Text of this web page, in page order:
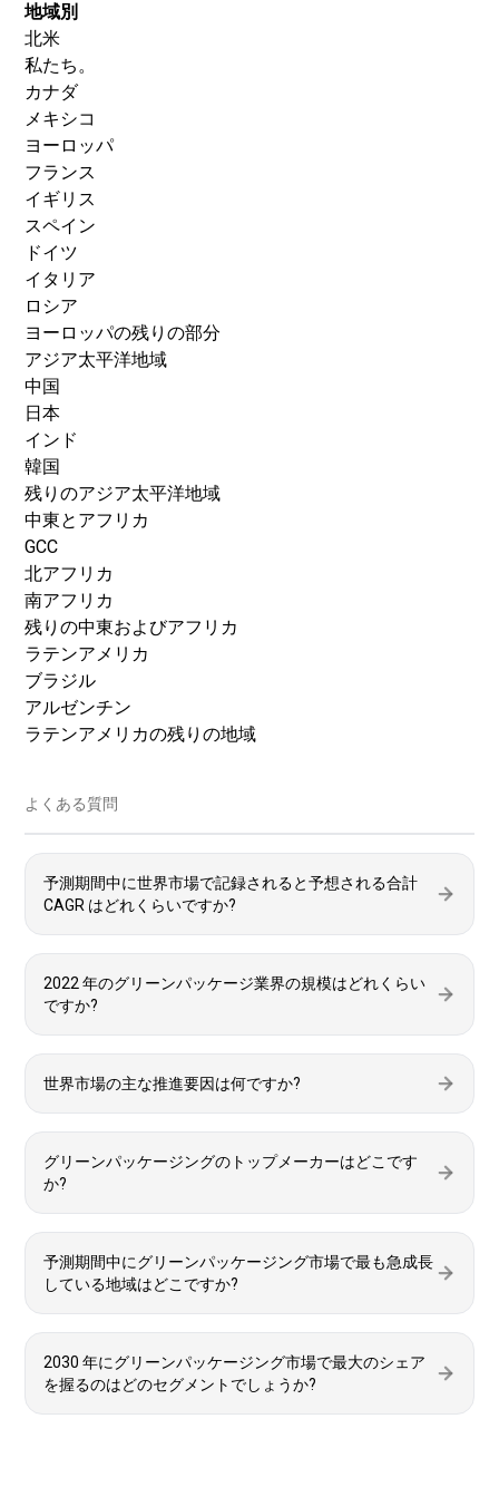
地域別
北米
私たち。
カナダ
メキシコ
ヨーロッパ
フランス
イギリス
スペイン
ドイツ
イタリア
ロシア
ヨーロッパの残りの部分
アジア太平洋地域
中国
日本
インド
韓国
残りのアジア太平洋地域
中東とアフリカ
GCC
北アフリカ
南アフリカ
残りの中東およびアフリカ
ラテンアメリカ
ブラジル
アルゼンチン
ラテンアメリカの残りの地域
よくある質問
予測期間中に世界市場で記録されると予想される合計
CAGR はどれくらいですか?
2022 年のグリーンパッケージ業界の規模はどれくらい
ですか?
世界市場の主な推進要因は何ですか?
グリーンパッケージングのトップメーカーはどこです
か?
予測期間中にグリーンパッケージング市場で最も急成長
している地域はどこですか?
2030 年にグリーンパッケージング市場で最大のシェア
を握るのはどのセグメントでしょうか?